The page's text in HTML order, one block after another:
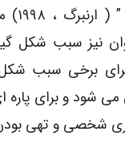
از خود
نیز سبب شکل
برخی سبب
شود و برای پاره
شخصی و تهی بودن